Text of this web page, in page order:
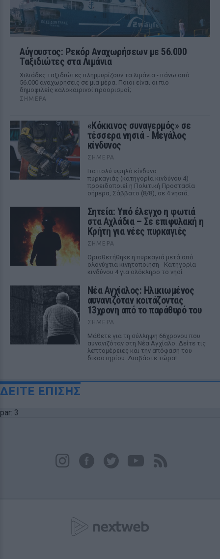
Αύγουστος: Ρεκόρ Αναχωρήσεων με 56.000
Ταξιδιώτες στα Λιμάνια
Χιλιάδες ταξιδιώτες πλημμυρίζουν τα λιμάνια - πάνω από
56.000 αναχωρήσεις σε μία μέρα. Ποιοι είναι οι πιο
δημοφιλείς καλοκαιρινοί προορισμοί;
ΣΉΜΕΡΑ
«Κόκκινος συναγερμός» σε
τέσσερα νησιά ‑ Μεγάλος
κίνδυνος
ΣΉΜΕΡΑ
Για πολύ υψηλό κίνδυνο
πυρκαγιάς (κατηγορία κινδύνου 4)
προειδοποιεί η Πολιτική Προστασία
σήμερα, Σάββατο (8/8), σε 4 νησιά.
Σητεία: Υπό έλεγχο η φωτιά
στα Αχλάδια – Σε επιφυλακή η
Κρήτη για νέες πυρκαγιές
ΣΉΜΕΡΑ
Οριοθετήθηκε η πυρκαγιά μετά από
ολονύχτια κινητοποίηση - Κατηγορία
κινδύνου 4 για ολόκληρο το νησί
Νέα Αγχίαλος: Ηλικιωμένος
αυνανιζόταν κοιτάζοντας
13χρονη από το παράθυρό του
ΣΉΜΕΡΑ
Μάθετε για τη σύλληψη 66χρονου που
αυνανιζόταν στη Νέα Αγχίαλο. Δείτε τις
λεπτομέρειες και την απόφαση του
δικαστηρίου. Διαβάστε τώρα!
ΔΕΙΤΕ ΕΠΙΣΗΣ
par: 3